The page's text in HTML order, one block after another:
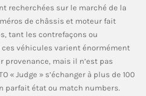
recherchées sur le marché de la
de châssis et moteur fait
tant les contrefaçons ou
véhicules varient énormément
mais il n’est pas
« Judge » s’échanger à plus de 100
parfait état ou match numbers.